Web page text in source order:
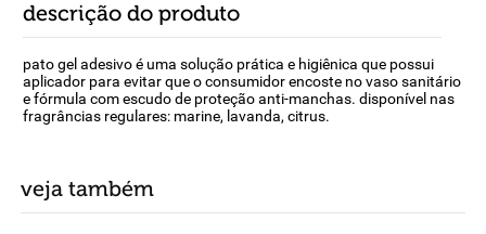
descrição do produto
pato gel adesivo é uma solução prática e higiênica que possui
aplicador para evitar que o consumidor encoste no vaso sanitário
e fórmula com escudo de proteção anti-manchas. disponível nas
fragrâncias regulares: marine, lavanda, citrus.
veja também